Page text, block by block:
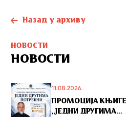
Назад у архиву
НОВОСТИ
НОВОСТИ
11.08.2026.
ПРОМОЦИЈА КЊИГЕ
,,ЈЕДНИ ДРУГИМА...